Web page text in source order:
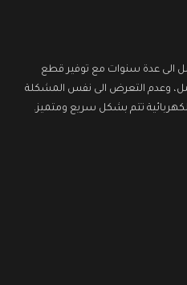
الى عدة سنوات مع توفير قطع
وعدم التعرض الى نفس المشكلة
تتم بشكل سريع ومتميز.